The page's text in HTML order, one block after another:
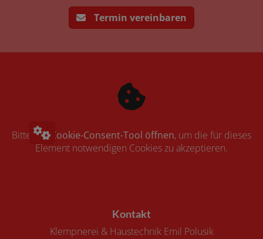
Termin vereinbaren
Bitte das Cookie-Consent-Tool öffnen, um die für dieses
Element notwendigen Cookies zu akzeptieren.
Footer - Kontaktdaten und Öffnungszeiten
Kontakt
Klempnerei & Haustechnik Emil Polusik